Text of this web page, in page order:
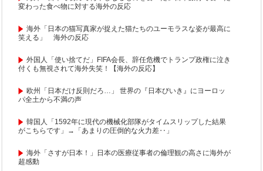
変わった食べ物に対する海外の反応
海外「日本の猫写真家が捉えた猫たちのユーモラスな姿が最高に
笑える」 海外の反応
外国人「使い捨てだ」FIFA会長、辞任危機でトランプ政権に泣き
付くも無視されて海外失笑！【海外の反応】
欧州「日本だけ反則だろ…」 世界の『日本びいき』にヨーロッ
パ全土から不満の声
韓国人「1592年に現代の機械化部隊がタイムスリップした結果
がこちらです」→「あまりの圧倒的な火力差‥」
海外「さすが日本！」日本の医療従事者の倫理観の高さに海外が
超感動